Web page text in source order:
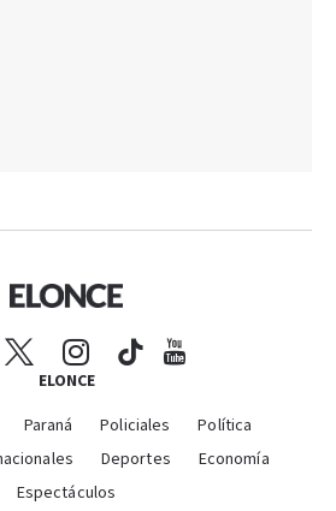
ELONCE
Paraná Policiales
Política
Deportes
Economía
Espectáculos